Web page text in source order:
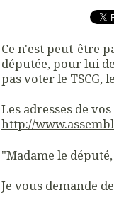
Ce n'est peut-être
députée, pour lui
pas voter le TSCG,
Les adresses de
http://
"Madame le député,
Je vous demande